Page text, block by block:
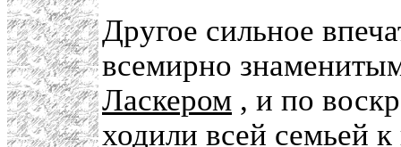
Другое сильное
всемирно
Ласкером , и по
ходили всей семьей